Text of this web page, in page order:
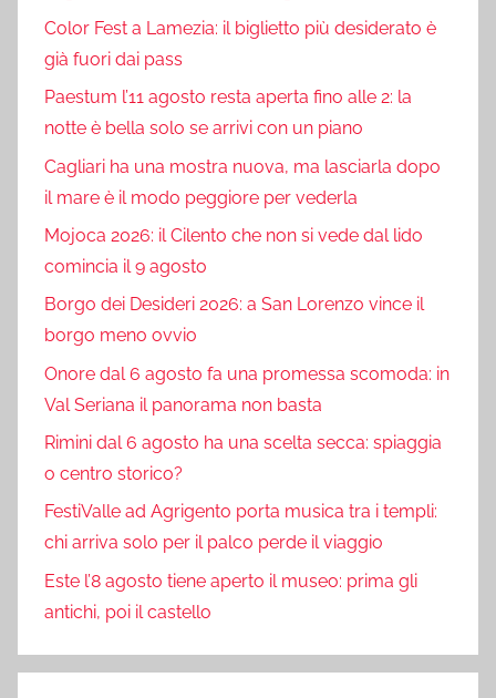
Color Fest a Lamezia: il biglietto più desiderato è
già fuori dai pass
Paestum l’11 agosto resta aperta fino alle 2: la
notte è bella solo se arrivi con un piano
Cagliari ha una mostra nuova, ma lasciarla dopo
il mare è il modo peggiore per vederla
Mojoca 2026: il Cilento che non si vede dal lido
comincia il 9 agosto
Borgo dei Desideri 2026: a San Lorenzo vince il
borgo meno ovvio
Onore dal 6 agosto fa una promessa scomoda: in
Val Seriana il panorama non basta
Rimini dal 6 agosto ha una scelta secca: spiaggia
o centro storico?
FestiValle ad Agrigento porta musica tra i templi:
chi arriva solo per il palco perde il viaggio
Este l’8 agosto tiene aperto il museo: prima gli
antichi, poi il castello